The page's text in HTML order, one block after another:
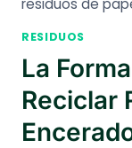
residuos de
RESIDUOS
La
Reciclar